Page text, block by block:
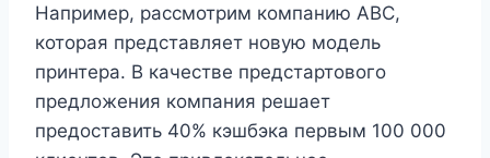
Например, рассмотрим компанию ABC,
которая представляет новую модель
принтера. В качестве предстартового
предложения компания решает
предоставить 40% кэшбэка первым 100 000